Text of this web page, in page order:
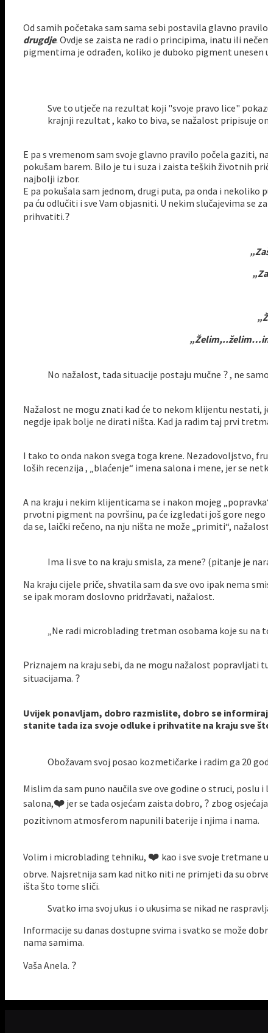
Od samih početaka sam sama sebi postavila glavno
drugdje. Ovdje se zaista ne radi o principima, inatu ili
pigmentima je odrađen, koliko je duboko pigment unesen
Sve to utječe na rezultat koji "svoje pravo lice"
krajnji rezultat , kako to biva, se nažalost pripisuje
E pa s vremenom sam svoje glavno pravilo počela gaziti,
pokušam barem. Bilo je tu i suza i zaista teških životnih
najbolji izbor.
E pa pokušala sam jednom, drugi puta, pa onda i
pa ću odlučiti i sve Vam objasniti. U nekim slučajevima
prihvatiti.?
No nažalost, tada situacije postaju mučne ?, ne
Nažalost ne mogu znati kad će to nekom klijentu nestati,
negdje ipak bolje ne dirati ništa. Kad ja radim taj prvi
I tako to onda nakon svega toga krene. Nezadovoljstvo,
loših recenzija , „blaćenje“ imena salona i mene, jer se
A na kraju i nekim klijenticama se i nakon mojeg
prvotni pigment na površinu, pa će izgledati još gore
da se, laički rečeno, na nju ništa ne može „primiti“,
Ima li sve to na kraju smisla, za mene? (pitanje je
Na kraju cijele priče, shvatila sam da sve ovo ipak nema
se ipak moram doslovno pridržavati, nažalost.
„Ne radi microblading tretman osobama koje su na
Priznajem na kraju sebi, da ne mogu nažalost
situacijama. ?
Uvijek ponavljam, dobro razmislite, dobro se
stanite tada iza svoje odluke i prihvatite na kraju sve
Obožavam svoj posao kozmetičarke i radim ga 20
Mislim da sam puno naučila sve ove godine o struci,
salona,❤️ jer se tada osjećam zaista dobro, ? zbog
pozitivnom atmosferom napunili baterije i njima i nama.
Volim i microblading tehniku, ❤️ kao i sve svoje tretmane
obrve. Najsretnija sam kad nitko niti ne primjeti da su
išta što tome sliči.
Svatko ima svoj ukus i o ukusima se nikad ne
Informacije su danas dostupne svima i svatko se može
nama samima.
Vaša Anela. ?